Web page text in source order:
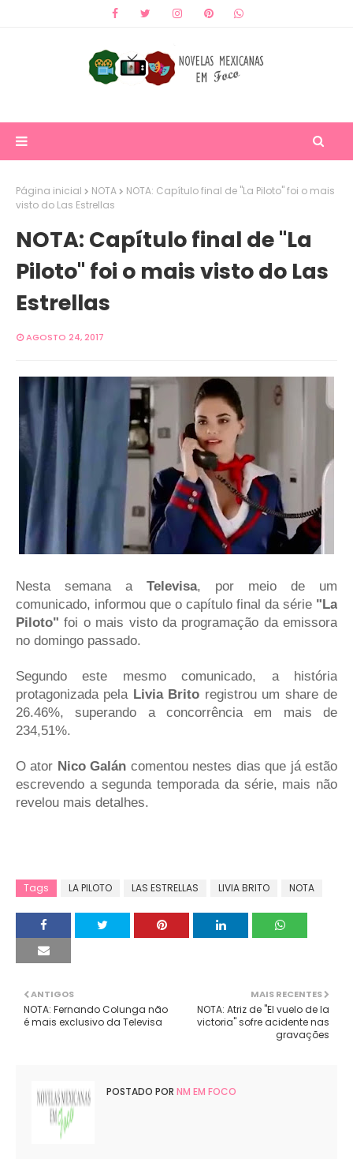
Página inicial NOTA
NOTA: Capítulo final de "La Piloto" foi o mais
visto do Las Estrellas
NOTA: Capítulo final de "La
Piloto" foi o mais visto do Las
Estrellas
AGOSTO 24, 2017
Nesta semana a Televisa, por meio de um
comunicado, informou que o capítulo final da série "La
Piloto" foi o mais visto da programação da emissora
no domingo passado.
Segundo este mesmo comunicado, a história
protagonizada pela Livia Brito registrou um share de
26.46%, superando a concorrênciaem mais de
234,51%.
O ator Nico Galán comentou nestes dias que já estão
escrevendo a segunda temporada da série, mais não
revelou mais detalhes.
Tags LA PILOTO LAS ESTRELLAS LIVIA BRITO NOTA
MAIS RECENTES
NOTA: Atriz de "El vuelo de la
victoria" sofre acidente nas
gravações
ANTIGOS
NOTA: Fernando Colunga não
é mais exclusivo da Televisa
POSTADO POR NM EM FOCO